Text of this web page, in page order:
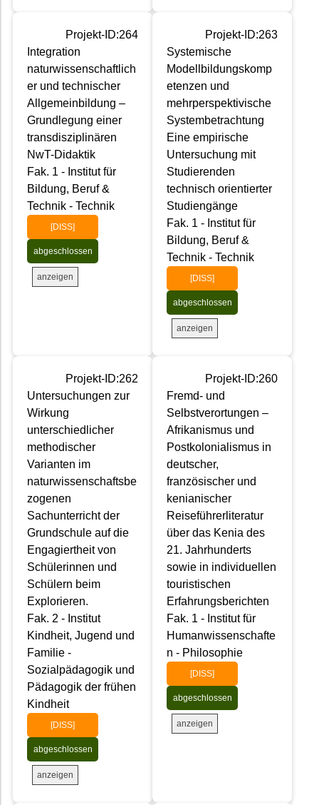
Projekt-ID:264
Integration
naturwissenschaftlich
er und technischer
Allgemeinbildung –
Grundlegung einer
transdisziplinären
NwT-Didaktik
Fak. 1 - Institut für
Bildung, Beruf &
Technik - Technik
[DISS]
abgeschlossen
anzeigen
Projekt-ID:263
Systemische
Modellbildungskomp
etenzen und
mehrperspektivische
Systembetrachtung
Eine empirische
Untersuchung mit
Studierenden
technisch orientierter
Studiengänge
Fak. 1 - Institut für
Bildung, Beruf &
Technik - Technik
[DISS]
abgeschlossen
anzeigen
Projekt-ID:262
Untersuchungen zur
Wirkung
unterschiedlicher
methodischer
Varianten im
naturwissenschaftsbe
zogenen
Sachunterricht der
Grundschule auf die
Engagiertheit von
Schülerinnen und
Schülern beim
Explorieren.
Fak. 2 - Institut
Kindheit, Jugend und
Familie -
Sozialpädagogik und
Pädagogik der frühen
Kindheit
[DISS]
abgeschlossen
anzeigen
Projekt-ID:260
Fremd- und
Selbstverortungen –
Afrikanismus und
Postkolonialismus in
deutscher,
französischer und
kenianischer
Reiseführerliteratur
über das Kenia des
21. Jahrhunderts
sowie in individuellen
touristischen
Erfahrungsberichten
Fak. 1 - Institut für
Humanwissenschafte
n - Philosophie
[DISS]
abgeschlossen
anzeigen